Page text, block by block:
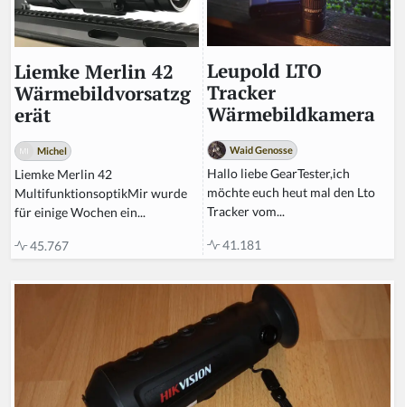
Liemke Merlin 42
Wärmebildvorsatzg
erät
Michel
Liemke Merlin 42
MultifunktionsoptikMir wurde
für einige Wochen ein...
45.767
Leupold LTO
Tracker
Wärmebildkamera
Waid Genosse
Hallo liebe GearTester,ich
möchte euch heut mal den Lto
Tracker vom...
41.181